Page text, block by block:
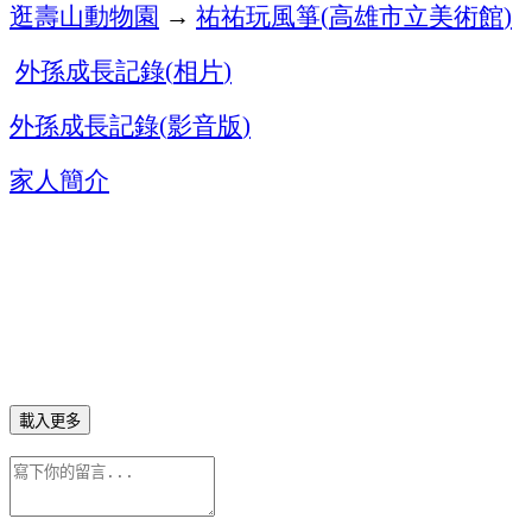
逛壽山動物園 → 祐祐玩風箏(高雄市立美術館)
外孫成長記錄(相片)
外孫成長記錄(影音版)
家人簡介
載入更多